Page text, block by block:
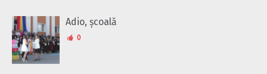
Adio, școală
0